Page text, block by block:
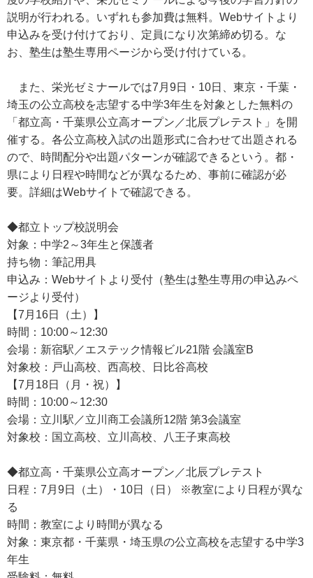
説明が行われる。いずれも参加費は無料。Webサイトより
申込みを受け付けており、定員になり次第締め切る。な
お、塾生は塾生専用ページから受け付けている。
また、栄光ゼミナールでは7月9日・10日、東京・千葉・
埼玉の公立高校を志望する中学3年生を対象とした無料の
「都立高・千葉県公立高オープン／北辰プレテスト」を開
催する。各公立高校入試の出題形式に合わせて出題される
ので、時間配分や出題パターンが確認できるという。都・
県により日程や時間などが異なるため、事前に確認が必
要。詳細はWebサイトで確認できる。
◆都立トップ校説明会
対象：中学2～3年生と保護者
持ち物：筆記用具
申込み：Webサイトより受付（塾生は塾生専用の申込みペ
ージより受付）
【7月16日（土）】
時間：10:00～12:30
会場：新宿駅／エステック情報ビル21階 会議室B
対象校：戸山高校、西高校、日比谷高校
【7月18日（月・祝）】
時間：10:00～12:30
会場：立川駅／立川商工会議所12階 第3会議室
対象校：国立高校、立川高校、八王子東高校
◆都立高・千葉県公立高オープン／北辰プレテスト
日程：7月9日（土）・10日（日） ※教室により日程が異な
る
時間：教室により時間が異なる
対象：東京都・千葉県・埼玉県の公立高校を志望する中学3
年生